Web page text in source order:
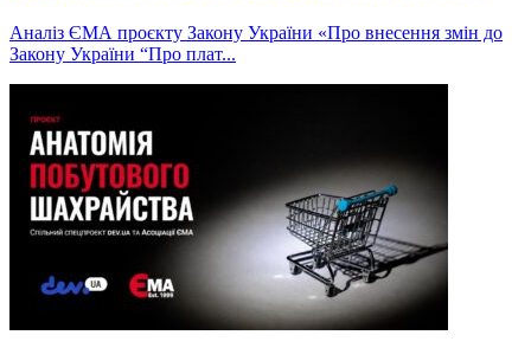
Аналіз ЄМА проєкту Закону України «Про внесення змін до
Закону України “Про плат...